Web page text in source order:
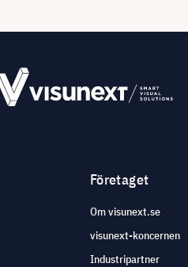
Företaget
Om visunext.se
visunext-koncernen
Industripartner